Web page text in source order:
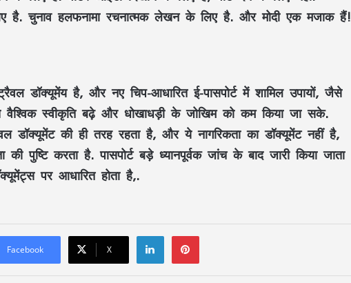
है. चुनाव हलफनामा रचनात्मक लेखन के लिए है. और मोदी एक मजाक हैं!
डॉक्यूमेंय है, और नए चिप-आधारित ई-पासपोर्ट में शामिल उपायों, जैसे
वैश्विक स्वीकृति बढ़े और धोखाधड़ी के जोखिम को कम किया जा सके.
डॉक्यूमेंट की ही तरह रहता है, और ये नागरिकता का डॉक्यूमेंट नहीं है,
की पुष्टि करता है. पासपोर्ट बड़े ध्यानपूर्वक जांच के बाद जारी किया जाता
पर आधारित होता है,.
Facebook X
LinkedInPinterest
पूछे, तर्क मांगे और जरूरत पड़े तो आंदोलन भी
करे, लेकिन देश को बांटने के लिए नहीं
CM विष्णुदेव साय ने शुरू किया ‘मेरी बेटी–मेरा
अभिमान’ अभियान : हर गांव में बनेगा मुक्तिधाम,
स्कूलों में बालिकाओं के लिए शौचालय; 6,855
झंडी, बुजुर्ग बोले—‘सपना हुआ साकार’
CM साय की हाईलेवल समीक्षा: CM हेल्पलाइन,
सेवा सेतु और एग्रीस्टैक पर फोकस, लापरवाही